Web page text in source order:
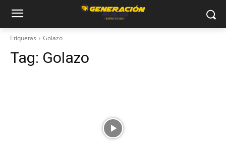
Etiquetas Golazo
Tag: Golazo